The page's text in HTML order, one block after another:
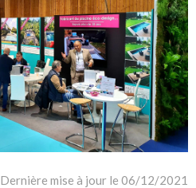
Dernière mise à jour le 06/12/2021